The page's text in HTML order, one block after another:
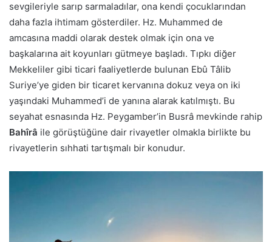
sevgileriyle sarıp sarmaladılar, ona kendi çocuklarından
daha fazla ihtimam gösterdiler. Hz. Muhammed de
amcasına maddi olarak destek olmak için ona ve
başkalarına ait koyunları gütmeye başladı. Tıpkı diğer
Mekkeliler gibi ticari faaliyetlerde bulunan Ebû Tâlib
Suriye’ye giden bir ticaret kervanına dokuz veya on iki
yaşındaki Muhammed’i de yanına alarak katılmıştı. Bu
seyahat esnasında Hz. Peygamber’in Busrâ mevkinde rahip
Bahîrâ ile görüştüğüne dair rivayetler olmakla birlikte bu
rivayetlerin sıhhati tartışmalı bir konudur.